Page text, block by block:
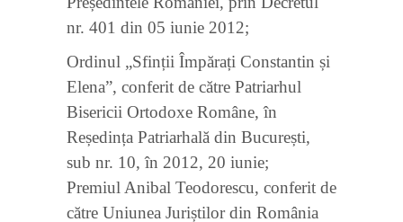
nr. 401 din 05 iunie 2012;
Ordinul „Sfinții Împărați Constantin și
Elena”, conferit de către Patriarhul
Bisericii Ortodoxe Române, în
Reședința Patriarhală din București,
sub nr. 10, în 2012, 20 iunie;
Premiul Anibal Teodorescu, conferit de
către Uniunea Juriștilor din România